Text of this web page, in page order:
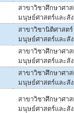
สาขาวิชาศึกษาศา
มนุษย์ศาสตร์และสั
สาขาวิชานิติศาสต
มนุษย์ศาสตร์และสั
สาขาวิชาศึกษาศา
มนุษย์ศาสตร์และสั
สาขาวิชาศึกษาศา
มนุษย์ศาสตร์และสั
สาขาวิชาศึกษาศา
มนุษย์ศาสตร์และสั